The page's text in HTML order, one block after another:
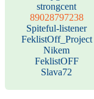
strongcent
89028797238
Spiteful-listener
FeklistOff_Project
Nikem
FeklistOFF
Slava72